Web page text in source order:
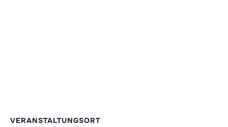
VERANSTALTUNGSORT